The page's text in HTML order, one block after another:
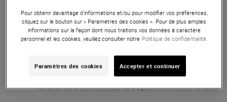
ARTICLE N° 54803
Pour obtenir davantage d'informations et/ou pour modifier vos préférences,
cliquez sur le bouton sur « Paramètres des cookies ». Pour de plus amples
informations sur la façon dont nous traitons vos données à caractère
personnel et les cookies, veuillez consulter notre Politique de confidentialité.
Paramètres des cookies Accepter et continuer